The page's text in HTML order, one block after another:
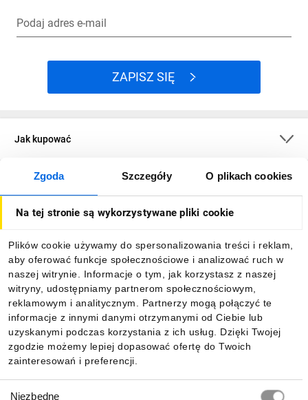
Zgoda Szczegóły O plikach cookies
Na tej stronie są wykorzystywane pliki cookie
Plików cookie używamy do spersonalizowania treści i reklam,
aby oferować funkcje społecznościowe i analizować ruch w
naszej witrynie. Informacje o tym, jak korzystasz z naszej
witryny, udostępniamy partnerom społecznościowym,
reklamowym i analitycznym. Partnerzy mogą połączyć te
informacje z innymi danymi otrzymanymi od Ciebie lub
uzyskanymi podczas korzystania z ich usług. Dzięki Twojej
zgodzie możemy lepiej dopasować ofertę do Twoich
zainteresowań i preferencji.
Niezbędne
Podaj adres e-mail
ZAPISZ SIĘ
Jak kupować
O firmie
Informacje
Pobierz naszą aplikację mobilną: